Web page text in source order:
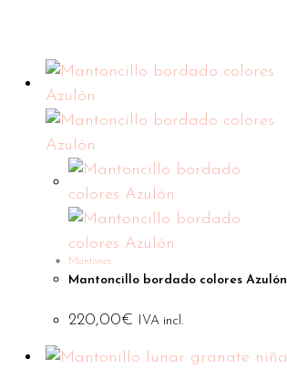
Mantones
Mantoncillo bordado colores Azulón
220,00€ IVA incl.